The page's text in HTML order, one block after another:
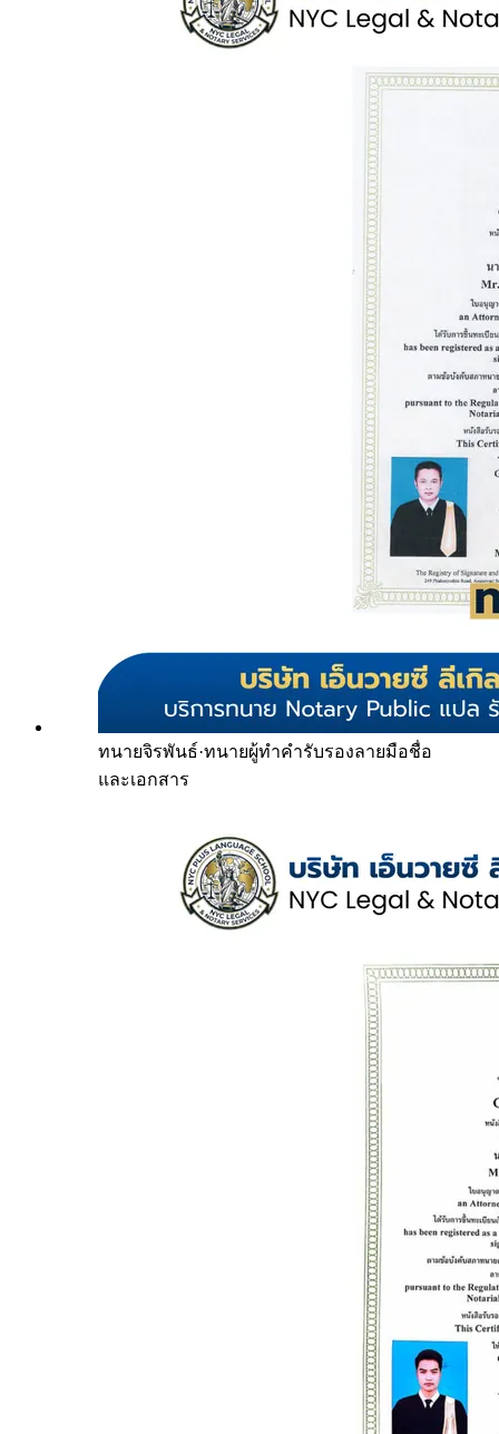
ทนายจิรพันธ์·ทนายผู้ทำคำรับรองลายมือชื่อ
และเอกสาร